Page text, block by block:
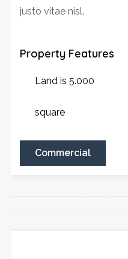
justo vitae nisl.
Property Features
Land is 5.000
square
Commercial